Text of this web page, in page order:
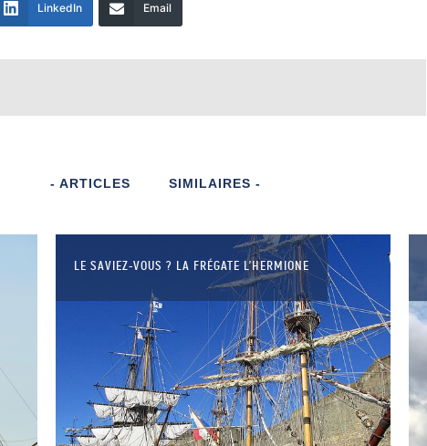
LinkedIn Email
- ARTICLES SIMILAIRES -
LE SAVIEZ-VOUS ? LA FRÉGATE L’HERMIONE